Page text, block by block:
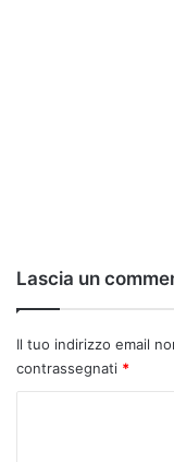
Lascia un
Il tuo indirizzo email
contrassegnati *